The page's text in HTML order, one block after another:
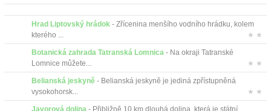
Hrad Liptovský hrádok - Zřícenina menšího vodního hrádku, kolem
kterého ...
★ ★
Botanická zahrada Tatranská Lomnica - Na okraji Tatranské
Lomnice můžete...
★ ★
Belianská jeskyně - Belianská jeskyně je jediná zpřístupněná
vysokohorsk...
★ ★
Javorová dolina - Přibližně 10 km dlouhá dolina, která je státní